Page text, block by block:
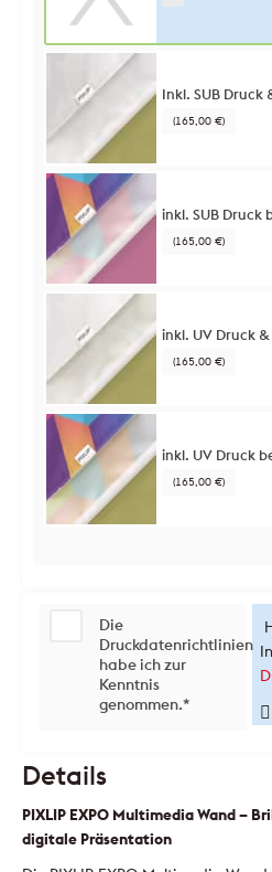
Inkl. SUB Druck
(165,00 €)
inkl. SUB Druck
(165,00 €)
inkl. UV Druck
(165,00 €)
inkl. UV Druck
(165,00 €)
Die
Druckdatenrichtlinien
habe ich zur
Kenntnis
genommen.*
Details
PIXLIP EXPO Multimedia Wand –
digitale Präsentation